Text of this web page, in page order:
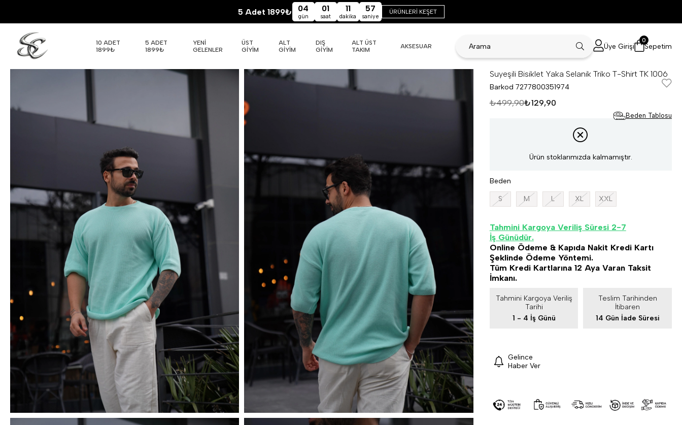
5 Adet 1899₺ 04
gün
01
saat
11
dakika
55
saniye
ÜRÜNLERİ KEŞET
10 ADET
1899₺
5 ADET
1899₺
YENİ
GELENLER
ÜST
GİYİM
ALT
GİYİM
DIŞ
GİYİM
ALT ÜST
TAKIM
AKSESUAR Üye Girişi Sepetim
0
Suyeşili Bisiklet Yaka Selanik Triko T-Shirt TK 1006
Barkod 7277800351974
₺499,90₺129,90
Beden Tablosu
Ürün stoklarımızda kalmamıştır.
Beden
S M L XL XXL
Tahmini Kargoya Veriliş Süresi 2-7
İş Günüdür.
Online Ödeme & Kapıda Nakit Kredi Kartı
Şeklinde Ödeme Yöntemi.
Tüm Kredi Kartlarına 12 Aya Varan Taksit
İmkanı.
Tahmini Kargoya Veriliş
Tarihi
1 - 4 İş Günü
Teslim Tarihinden
İtibaren
14 Gün İade Süresi
Gelince
Haber Ver